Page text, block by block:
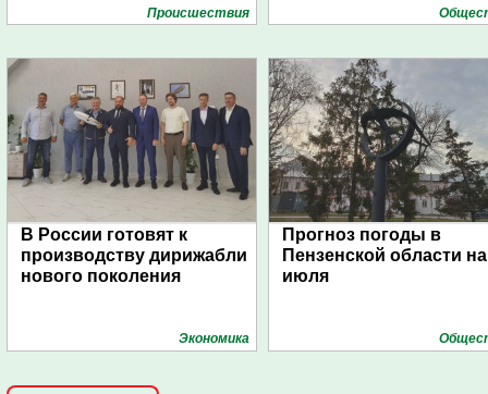
Проиcшествия
В России готовят к
производству дирижабли
нового поколения
Экономика
Прогноз погоды в
Пензенской области
июля